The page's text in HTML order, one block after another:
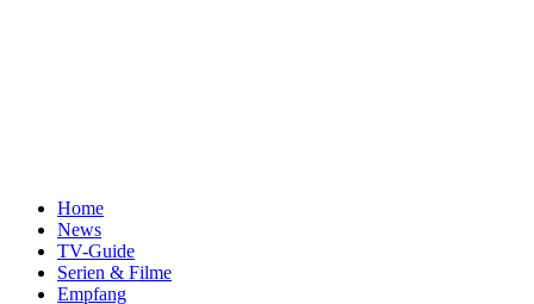
Home
News
TV-Guide
Serien & Filme
Empfang